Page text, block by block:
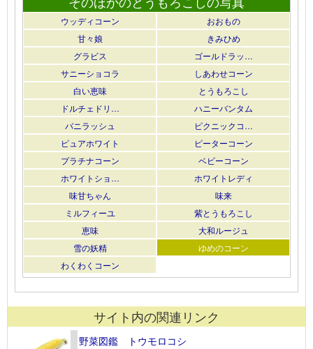
ウッディコーン
おおもの
甘々娘
きみひめ
グラビス
ゴールドラッ…
サニーショコラ
しあわせコーン
白い恵味
とうもろこし
ドルチェドリ…
ハニーバンタム
バニラッシュ
ピクニックコ…
ピュアホワイト
ピーターコーン
プラチナコーン
ベビーコーン
ホワイトショ…
ホワイトレディ
味甘ちゃん
味来
ミルフィーユ
紫とうもろこし
恵味
大和ルージュ
雪の妖精
ゆめのコーン
わくわくコーン
サイト内の関連リンク
野菜図鑑 トウモロコシ